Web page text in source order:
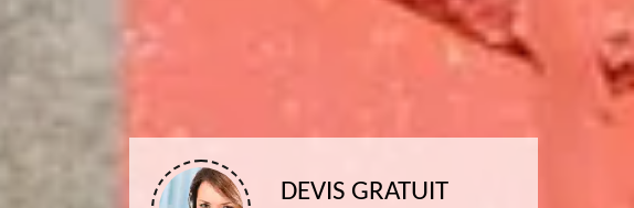
DEVIS GRATUIT